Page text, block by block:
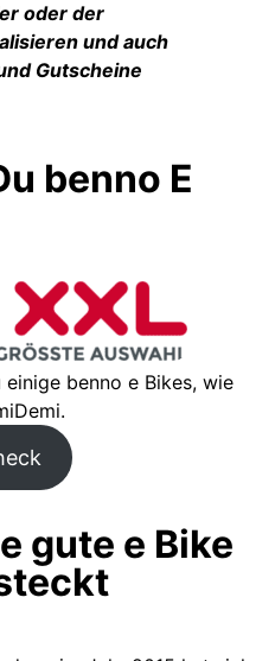
oder der
und auch
Gutscheine
benno E
benno e Bikes, wie
gute e Bike